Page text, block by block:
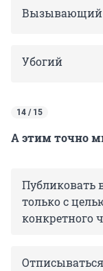
Вызывающий
Убогий
14 / 15
А этим точно
Публиковать
только с
конкретного